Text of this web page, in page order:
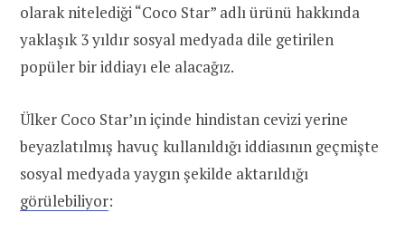
olarak nitelediği “Coco Star” adlı ürünü hakkında
yaklaşık 3 yıldır sosyal medyada dile getirilen
popüler bir iddiayı ele alacağız.
Ülker Coco Star’ın içinde hindistan cevizi yerine
beyazlatılmış havuç kullanıldığı iddiasının geçmişte
sosyal medyada yaygın şekilde aktarıldığı
görülebiliyor: